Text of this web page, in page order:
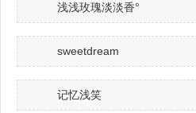
浅浅玫瑰淡淡香°
sweetdream
记忆浅笑